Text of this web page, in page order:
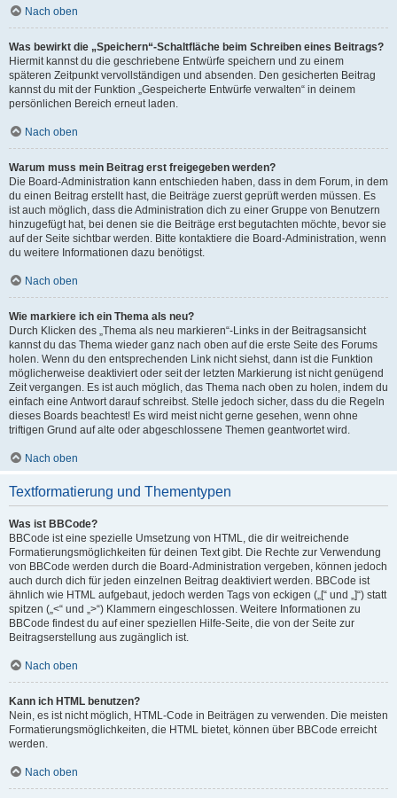
Nach oben
Was bewirkt die „Speichern“-Schaltfläche beim Schreiben eines Beitrags?
Hiermit kannst du die geschriebene Entwürfe speichern und zu einem
späteren Zeitpunkt vervollständigen und absenden. Den gesicherten Beitrag
kannst du mit der Funktion „Gespeicherte Entwürfe verwalten“ in deinem
persönlichen Bereich erneut laden.
Nach oben
Warum muss mein Beitrag erst freigegeben werden?
Die Board-Administration kann entschieden haben, dass in dem Forum, in dem
du einen Beitrag erstellt hast, die Beiträge zuerst geprüft werden müssen. Es
ist auch möglich, dass die Administration dich zu einer Gruppe von Benutzern
hinzugefügt hat, bei denen sie die Beiträge erst begutachten möchte, bevor sie
auf der Seite sichtbar werden. Bitte kontaktiere die Board-Administration, wenn
du weitere Informationen dazu benötigst.
Nach oben
Wie markiere ich ein Thema als neu?
Durch Klicken des „Thema als neu markieren“-Links in der Beitragsansicht
kannst du das Thema wieder ganz nach oben auf die erste Seite des Forums
holen. Wenn du den entsprechenden Link nicht siehst, dann ist die Funktion
möglicherweise deaktiviert oder seit der letzten Markierung ist nicht genügend
Zeit vergangen. Es ist auch möglich, das Thema nach oben zu holen, indem du
einfach eine Antwort darauf schreibst. Stelle jedoch sicher, dass du die Regeln
dieses Boards beachtest! Es wird meist nicht gerne gesehen, wenn ohne
triftigen Grund auf alte oder abgeschlossene Themen geantwortet wird.
Nach oben
Textformatierung und Thementypen
Was ist BBCode?
BBCode ist eine spezielle Umsetzung von HTML, die dir weitreichende
Formatierungsmöglichkeiten für deinen Text gibt. Die Rechte zur Verwendung
von BBCode werden durch die Board-Administration vergeben, können jedoch
auch durch dich für jeden einzelnen Beitrag deaktiviert werden. BBCode ist
ähnlich wie HTML aufgebaut, jedoch werden Tags von eckigen („[“ und „]“) statt
spitzen („<“ und „>“) Klammern eingeschlossen. Weitere Informationen zu
BBCode findest du auf einer speziellen Hilfe-Seite, die von der Seite zur
Beitragserstellung aus zugänglich ist.
Nach oben
Kann ich HTML benutzen?
Nein, es ist nicht möglich, HTML-Code in Beiträgen zu verwenden. Die meisten
Formatierungsmöglichkeiten, die HTML bietet, können über BBCode erreicht
werden.
Nach oben